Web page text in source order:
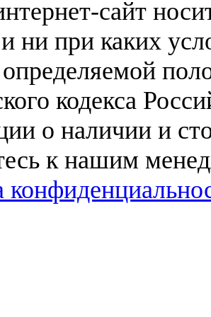
сайт
ни при каких
кодекса
о наличии и
к нашим